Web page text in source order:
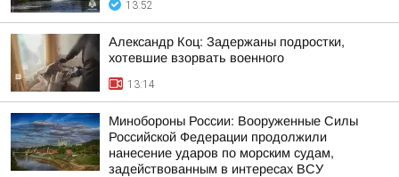
13:52
Александр Коц: Задержаны подростки,
хотевшие взорвать военного
13:14
Минобороны России: Вооруженные Силы
Российской Федерации продолжили
нанесение ударов по морским судам,
задействованным в интересах ВСУ